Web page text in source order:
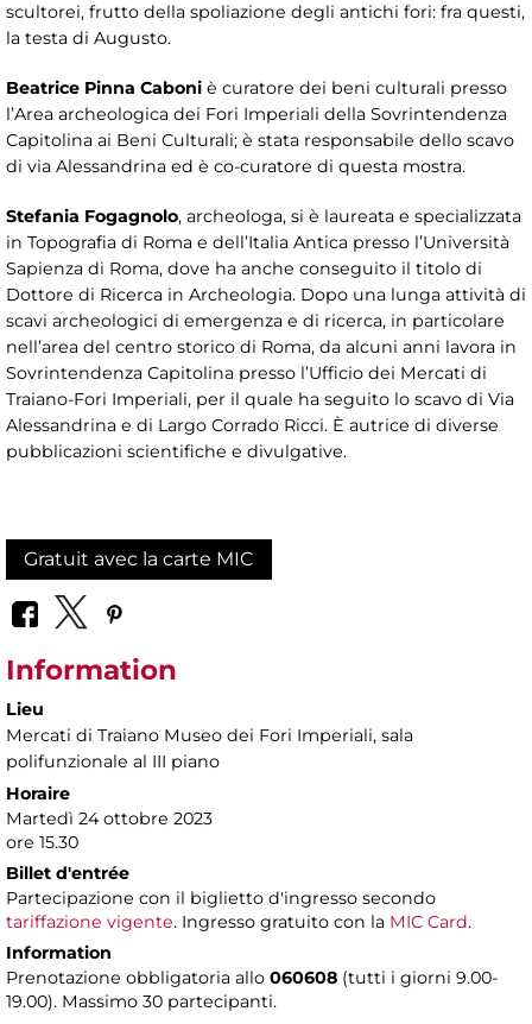
scultorei, frutto della spoliazione degli antichi fori: fra questi,
la testa di Augusto.
Beatrice Pinna Caboni è curatore dei beni culturali presso
l’Area archeologica dei Fori Imperiali della Sovrintendenza
Capitolina ai Beni Culturali; è stata responsabile dello scavo
di via Alessandrina ed è co-curatore di questa mostra.
Stefania Fogagnolo, archeologa, si è laureata e specializzata
in Topografia di Roma e dell’Italia Antica presso l’Università
Sapienza di Roma, dove ha anche conseguito il titolo di
Dottore di Ricerca in Archeologia. Dopo una lunga attività di
scavi archeologici di emergenza e di ricerca, in particolare
nell’area del centro storico di Roma, da alcuni anni lavora in
Sovrintendenza Capitolina presso l’Ufficio dei Mercati di
Traiano-Fori Imperiali, per il quale ha seguito lo scavo di Via
Alessandrina e di Largo Corrado Ricci. È autrice di diverse
pubblicazioni scientifiche e divulgative.
Gratuit avec la carte MIC
Information
Lieu
Mercati di Traiano Museo dei Fori Imperiali, sala
polifunzionale al III piano
Horaire
Martedì 24 ottobre 2023
ore 15.30
Billet d'entrée
Partecipazione con il biglietto d'ingresso secondo
tariffazione vigente. Ingresso gratuito con la MIC Card.
Information
Prenotazione obbligatoria allo 060608 (tutti i giorni 9.00-
19.00). Massimo 30 partecipanti.